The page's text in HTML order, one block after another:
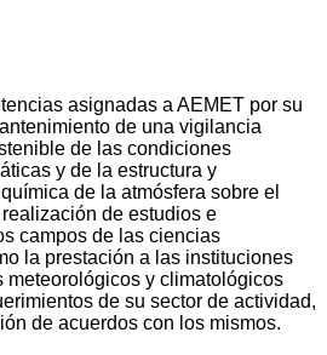
asignadas a AEMET por su
de una vigilancia
de las condiciones
y de la estructura y
de la atmósfera sobre el
de estudios e
campos de las ciencias
la prestación a las instituciones
meteorológicos y climatológicos
de su sector de actividad,
de acuerdos con los mismos.